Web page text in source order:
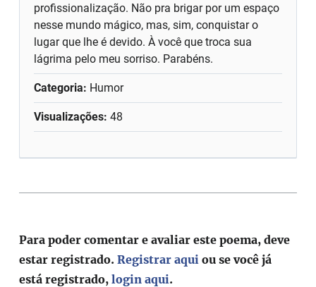
profissionalização. Não pra brigar por um espaço
nesse mundo mágico, mas, sim, conquistar o
lugar que lhe é devido. À você que troca sua
lágrima pelo meu sorriso. Parabéns.
Categoria: Humor
Visualizações: 48
Para poder comentar e avaliar este poema, deve
estar registrado.Registrar aqui ou se você já
está registrado,login aqui.